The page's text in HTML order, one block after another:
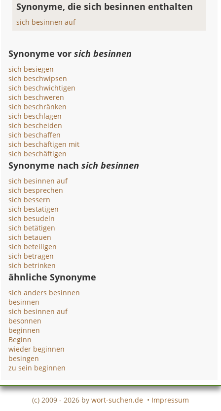
Synonyme, die sich besinnen enthalten
sich besinnen auf
Synonyme vorsich besinnen
sich besiegen
sich beschwipsen
sich beschwichtigen
sich beschweren
sich beschränken
sich beschlagen
sich bescheiden
sich beschaffen
sich beschäftigen mit
sich beschäftigen
Synonyme nachsich besinnen
sich besinnen auf
sich besprechen
sich bessern
sich bestätigen
sich besudeln
sich betätigen
sich betauen
sich beteiligen
sich betragen
sich betrinken
ähnliche Synonyme
sich anders besinnen
besinnen
sich besinnen auf
besonnen
beginnen
Beginn
wieder beginnen
besingen
zu sein beginnen
(c) 2009 - 2026 by wort-suchen.de • Impressum